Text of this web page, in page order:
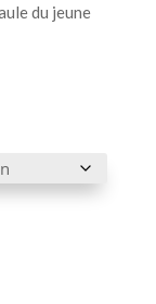
du jeune